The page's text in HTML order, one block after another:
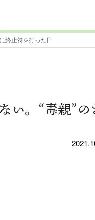
終止符を打った日
い。“毒親”